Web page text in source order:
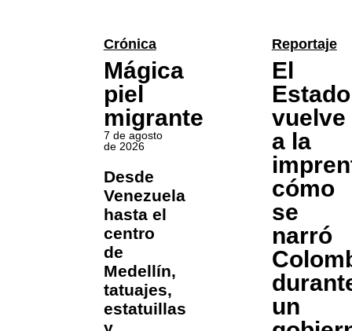
Crónica
Mágica
piel
migrante
7 de agosto
de 2026
Desde
Venezuela
hasta el
centro
de
Medellín,
tatuajes,
estatuillas
Reportaje
El
Estado
vuelve
a la
cómo
se
narró
un